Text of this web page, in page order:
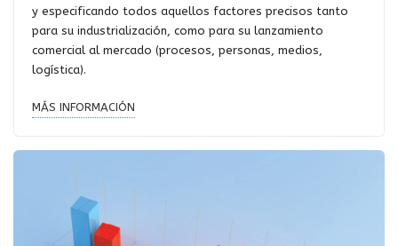
y especificando todos aquellos factores precisos tanto
para su industrialización, como para su lanzamiento
comercial al mercado (procesos, personas, medios,
logística).
MÁS INFORMACIÓN